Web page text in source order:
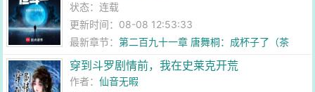
状态：连载
更新时间：08-08 12:53:33
最新章节：第二百九十一章 唐舞桐：成杯子了（茶
杯）
穿到斗罗剧情前，我在史莱克开荒
作者：仙音无暇